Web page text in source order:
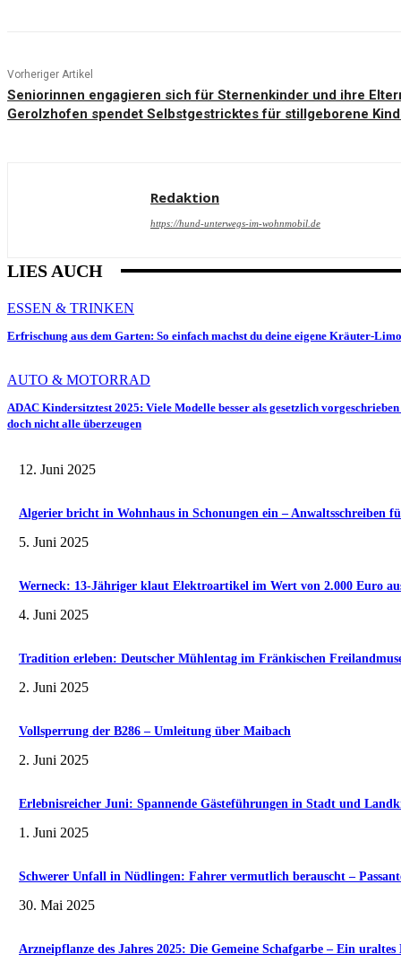
Vorheriger Artikel
Seniorinnen engagieren sich für Sternenkinder und ihre
Gerolzhofen spendet Selbstgestricktes für stillgeborene
Redaktion
https://hund-unterwegs-im-wohnmobil.de
LIES AUCH
ESSEN & TRINKEN
Erfrischung aus dem Garten: So einfach machst du deine eigene Kräuter-Limo
AUTO & MOTORRAD
ADAC Kindersitztest 2025: Viele Modelle besser als gesetzlich vorgeschrieben
doch nicht alle überzeugen
12. Juni 2025
Algerier bricht in Wohnhaus in Schonungen ein – Anwaltsschreiben
5. Juni 2025
Werneck: 13-Jähriger klaut Elektroartikel im Wert von 2.000 Euro
4. Juni 2025
Tradition erleben: Deutscher Mühlentag im Fränkischen
2. Juni 2025
Vollsperrung der B286 – Umleitung über Maibach
2. Juni 2025
Erlebnisreicher Juni: Spannende Gästeführungen in Stadt und
1. Juni 2025
Schwerer Unfall in Nüdlingen: Fahrer vermutlich berauscht –
30. Mai 2025
Arzneipflanze des Jahres 2025: Die Gemeine Schafgarbe – Ein